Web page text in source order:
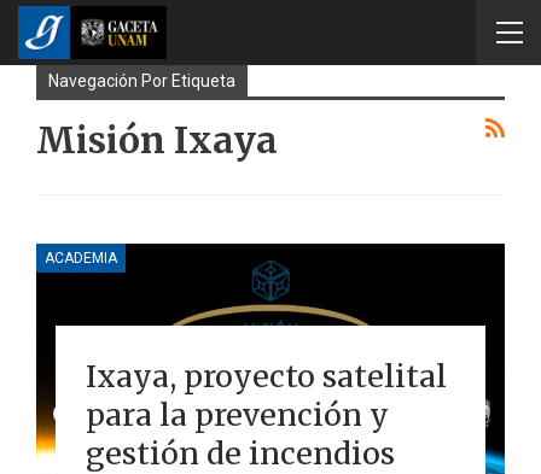
Navegación Por Etiqueta
Misión Ixaya
ACADEMIA
Ixaya, proyecto satelital
para la prevención y
gestión de incendios